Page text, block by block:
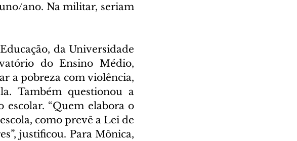
ano. Na militar, seriam
da Universidade
do Ensino Médio,
a pobreza com violência,
Também questionou a
escolar. “Quem elabora o
como prevê a Lei de
justificou. Para Mônica,